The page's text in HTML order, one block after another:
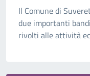
Il Comune di
due importanti
rivolti alle attività